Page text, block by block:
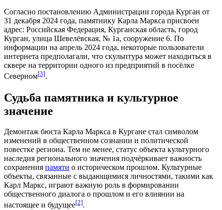
Согласно постановлению Администрации города Курган от
31 декабря 2024 года, памятнику Карла Маркса присвоен
адрес: Российская Федерация, Курганская область, город
Курган, улица Шевелёвская, № 1а, сооружение 6. По
информации на апрель 2024 года, некоторые пользователи
интернета предполагали, что скульптура может находиться в
сквере на территории одного из предприятий в посёлке
Северном[3].
Судьба памятника и культурное
значение
Демонтаж бюста Карла Маркса в Кургане стал символом
изменений в общественном сознании и политической
повестке региона. Тем не менее, статус объекта культурного
наследия регионального значения подчёркивает важность
сохранения памяти о историческом прошлом. Культурные
объекты, связанные с выдающимися личностями, такими как
Карл Маркс, играют важную роль в формировании
общественного диалога о прошлом и его влиянии на
настоящее и будущее[2].